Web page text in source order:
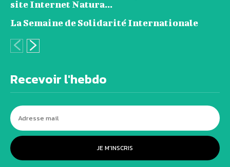
site Internet Natura...
La Semaine de Solidarité Internationale
Recevoir l'hebdo
JE M'INSCRIS